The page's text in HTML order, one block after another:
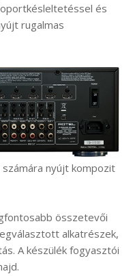
és
rugalmas
nyújt kompozit
összetevői
alkatrészek,
A készülék fogyasztói